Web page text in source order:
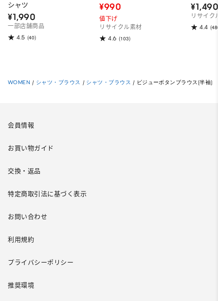
シャツ
¥1,990
一部店舗商品
4.5 (40)
¥990
値下げ
リサイクル素材
4.6 (103)
リサイク
4.4
WOMEN / シャツ・ブラウス / シャツ・ブラウス / ビジューボタンブラウス(半袖)
会員情報
お買い物ガイド
交換・返品
特定商取引法に基づく表示
お問い合わせ
利用規約
プライバシーポリシー
推奨環境